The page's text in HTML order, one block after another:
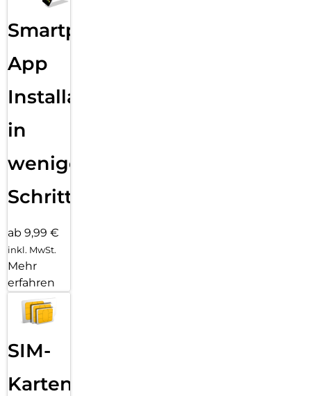
Sende eine Textnachricht, ruf jemanden an, lade Musik und
Podcasts und kontaktiere den Notruf – alles ohne dein
iPhone. Und jetzt bist du mit schnellem 5G unterwegs noch
Smartphone
App
Installation
in
wenigen
Schritten
ab 9,99 €
inkl. MwSt.
Mehr
erfahren
SIM-
Karten